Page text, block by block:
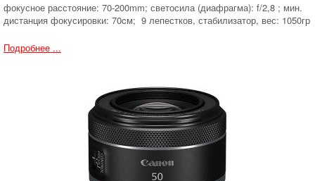
фокусное расстояние: 70-200mm; светосила (диафрагма): f/2,8 ; мин.
дистанция фокусировки: 70cм; 9 лепестков, стабилизатор, вес: 1050гр
Подробнее ...